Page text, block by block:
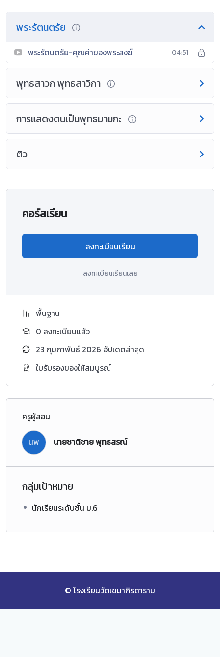
พระรัตนตรัย
พระรัตนตรัย-คุณค่าของพระสงฆ์ 04:51
พุทธสาวก พุทธสาวิกา
การแสดงตนเป็นพุทธมามกะ
ติว
คอร์สเรียน
ลงทะเบียนเรียน
ลงทะเบียนเรียนเลย
พื้นฐาน
0 ลงทะเบียนแล้ว
23 กุมภาพันธ์ 2026 อัปเดตล่าสุด
ใบรับรองของให้สมบูรณ์
ครูผู้สอน
นพ นายชาติชาย พุทธสรณ์
กลุ่มเป้าหมาย
นักเรียนระดับชั้น ม.6
© โรงเรียนวัดเขมาภิรตาราม